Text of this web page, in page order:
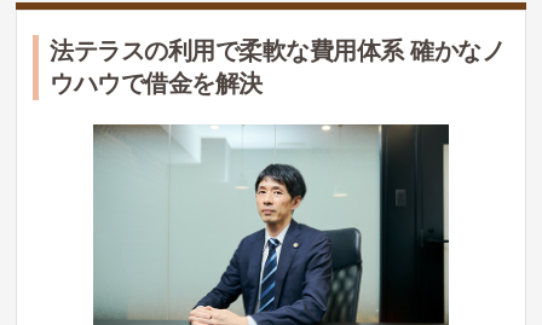
法テラスの利用で柔軟な費用体系 確かなノ
ウハウで借金を解決